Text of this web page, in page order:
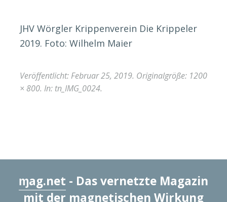
JHV Wörgler Krippenverein Die Krippeler
2019. Foto: Wilhelm Maier
Veröffentlicht:Februar 25, 2019. Originalgröße: 1200
× 800. In: tn_IMG_0024.
ɱag.net - Das vernetzte Magazin
mit der magnetischen Wirkung